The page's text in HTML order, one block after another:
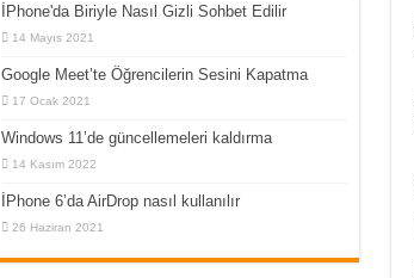
İPhone'da Biriyle Nasıl Gizli Sohbet Edilir
14 Mayıs 2021
Google Meet’te Öğrencilerin Sesini Kapatma
17 Ocak 2021
Windows 11’de güncellemeleri kaldırma
14 Kasım 2022
İPhone 6’da AirDrop nasıl kullanılır
26 Haziran 2021